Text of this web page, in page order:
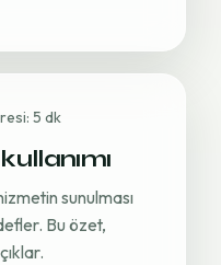
5 dk
sunulması
Bu özet,